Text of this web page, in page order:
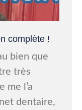
complète !
bien que
très
me l’a
dentaire,